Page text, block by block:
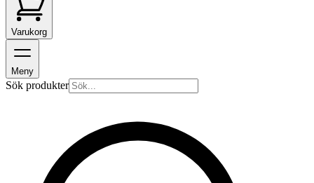
Varukorg
Meny
Sök produkter